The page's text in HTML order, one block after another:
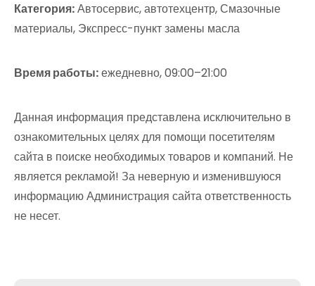
Категория:Автосервис, автотехцентр, Смазочные
материалы, Экспресс-пункт замены масла
Время работы:ежедневно, 09:00–21:00
Данная информация представлена исключительно в
ознакомительных целях для помощи посетителям
сайта в поиске необходимых товаров и компаний. Не
является рекламой! За неверную и изменившуюся
информацию Администрация сайта ответственность
не несет.